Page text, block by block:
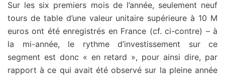
Sur les six premiers mois de l’année, seulement neuf
tours de table d’une valeur unitaire supérieure à 10 M
euros ont été enregistrés en France (cf. ci-contre) – à
la mi-année, le rythme d’investissement sur ce
segment est donc « en retard », pour ainsi dire, par
rapport à ce qui avait été observé sur la pleine année